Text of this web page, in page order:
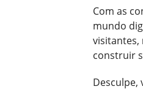
Com as
mundo
visitantes,
construir
Desculpe,